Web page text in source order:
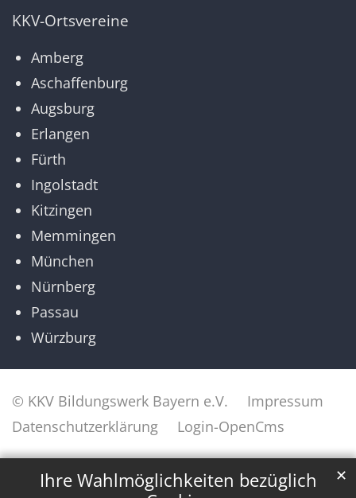
Ihre Wahlmöglichkeiten bezüglich
✕
KKV-Ortsvereine
Amberg
Aschaffenburg
Augsburg
Erlangen
Fürth
Ingolstadt
Kitzingen
Memmingen
München
Nürnberg
Passau
Würzburg
© KKV Bildungswerk Bayern e.V.
Impressum
Datenschutzerklärung
Login-OpenCms